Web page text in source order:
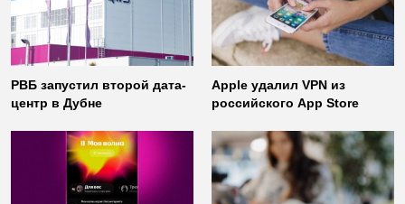
РВБ запустил второй дата-
центр в Дубне
Apple удалил VPN из
российского App Store